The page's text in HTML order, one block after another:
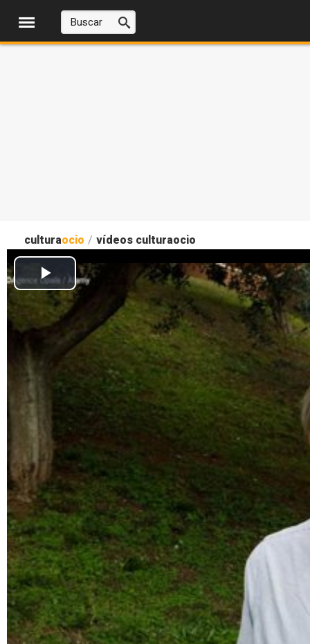
culturaocio / vídeos culturaocio